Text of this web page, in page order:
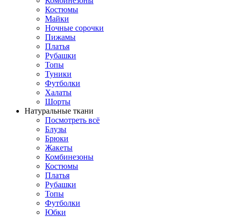
Костюмы
Майки
Ночные сорочки
Пижамы
Платья
Рубашки
Топы
Туники
Футболки
Халаты
Шорты
Натуральные ткани
Посмотреть всё
Блузы
Брюки
Жакеты
Комбинезоны
Костюмы
Платья
Рубашки
Топы
Футболки
Юбки